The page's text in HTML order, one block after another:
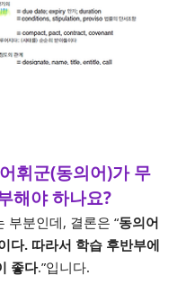
휘군(동의어)가 무
해야 하나요?
부분인데, 결론은 “동의어
다. 따라서 학습 후반부에
좋다.”입니다.